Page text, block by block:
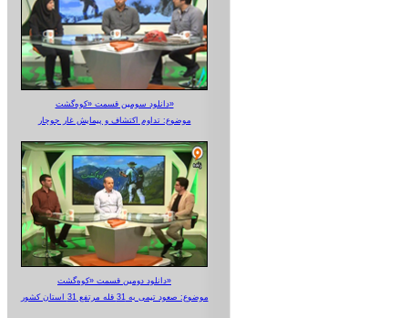
دانلود سومین قسمت «کوه‌گشت»
موضوع: تداوم اکتشاف و پیمایش غار جوجار
دانلود دومین قسمت «کوه‌گشت»
موضوع: صعود تیمی به 31 قله مرتفع 31 استان کشور